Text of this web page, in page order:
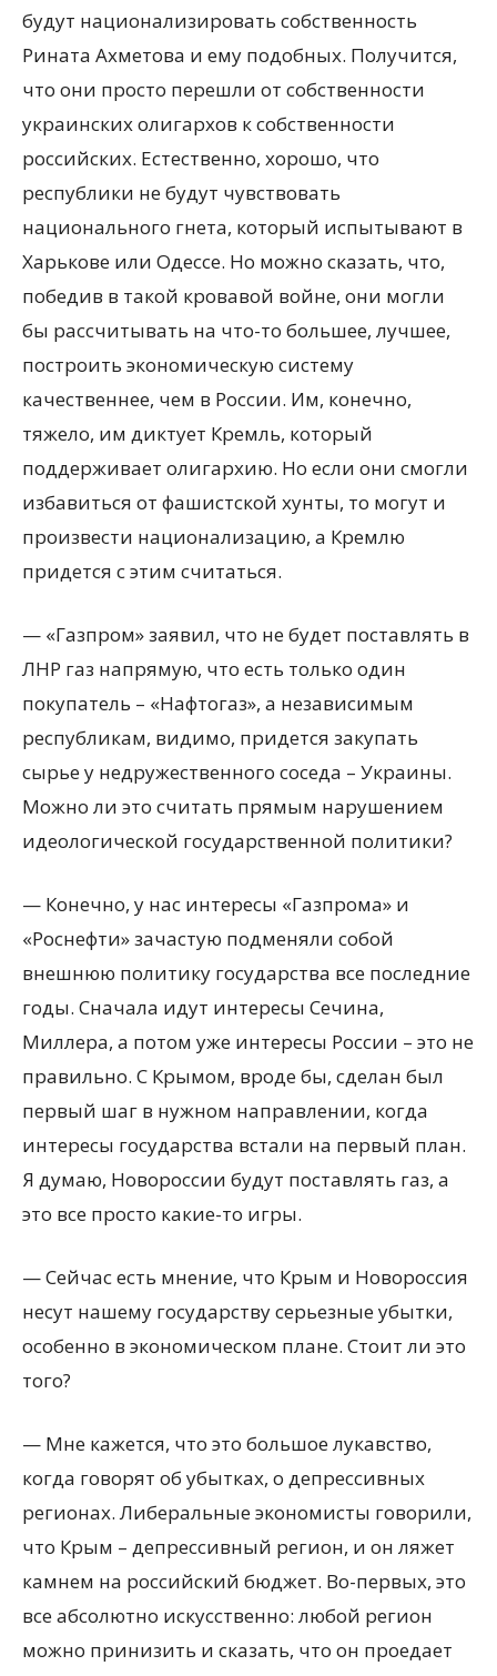
будут национализировать собственность
Рината Ахметова и ему подобных. Получится,
что они просто перешли от собственности
украинских олигархов к собственности
российских. Естественно, хорошо, что
республики не будут чувствовать
национального гнета, который испытывают в
Харькове или Одессе. Но можно сказать, что,
победив в такой кровавой войне, они могли
бы рассчитывать на что-то большее, лучшее,
построить экономическую систему
качественнее, чем в России. Им, конечно,
тяжело, им диктует Кремль, который
поддерживает олигархию. Но если они смогли
избавиться от фашистской хунты, то могут и
произвести национализацию, а Кремлю
придется с этим считаться.
— «Газпром» заявил, что не будет поставлять в
ЛНР газ напрямую, что есть только один
покупатель – «Нафтогаз», а независимым
республикам, видимо, придется закупать
сырье у недружественного соседа – Украины.
Можно ли это считать прямым нарушением
идеологической государственной политики?
— Конечно, у нас интересы «Газпрома» и
«Роснефти» зачастую подменяли собой
внешнюю политику государства все последние
годы. Сначала идут интересы Сечина,
Миллера, а потом уже интересы России – это не
правильно. С Крымом, вроде бы, сделан был
первый шаг в нужном направлении, когда
интересы государства встали на первый план.
Я думаю, Новороссии будут поставлять газ, а
это все просто какие-то игры.
— Сейчас есть мнение, что Крым и Новороссия
несут нашему государству серьезные убытки,
особенно в экономическом плане. Стоит ли это
того?
— Мне кажется, что это большое лукавство,
когда говорят об убытках, о депрессивных
регионах. Либеральные экономисты говорили,
что Крым – депрессивный регион, и он ляжет
камнем на российский бюджет. Во-первых, это
все абсолютно искусственно: любой регион
можно принизить и сказать, что он проедает